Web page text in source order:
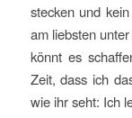
stecken und
am liebsten
könnt es
Zeit, dass ich
wie ihr seht: Ich